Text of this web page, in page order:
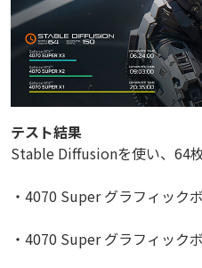
テスト結果
Stable Diffusionを使い、64
・4070 Super グラフィッ
・4070 Super グラフィッ